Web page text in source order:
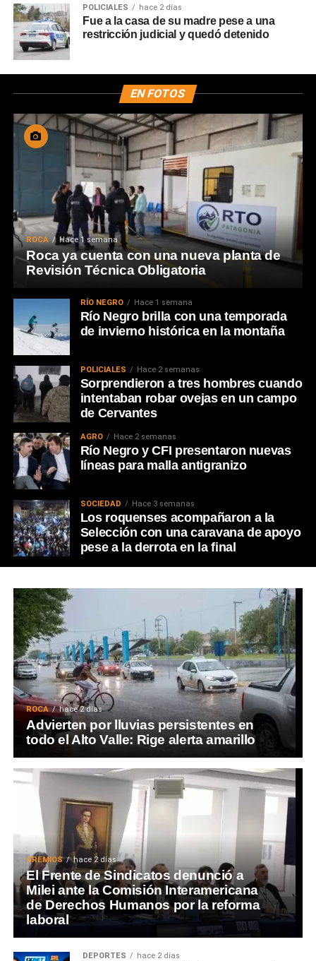
POLICIALES hace 2 días
Fue a la casa de su madre pese a una
restricción judicial y quedó detenido
EN FOTOS
ROCA Hace 1 semana
Roca ya cuenta con una nueva planta de
Revisión Técnica Obligatoria
RÍO NEGRO Hace 1 semana
Río Negro brilla con una temporada
de invierno histórica en la montaña
POLICIALES Hace 2 semanas
Sorprendieron a tres hombres cuando
intentaban robar ovejas en un campo
de Cervantes
AGRO Hace 2 semanas
Río Negro y CFI presentaron nuevas
líneas para malla antigranizo
SOCIEDAD Hace 3 semanas
Los roquenses acompañaron a la
Selección con una caravana de apoyo
pese a la derrota en la final
ROCA hace 2 días
Advierten por lluvias persistentes en
todo el Alto Valle: Rige alerta amarillo
GREMIOS hace 2 días
El Frente de Sindicatos denunció a
Milei ante la Comisión Interamericana
de Derechos Humanos por la reforma
laboral
DEPORTES hace 2 días